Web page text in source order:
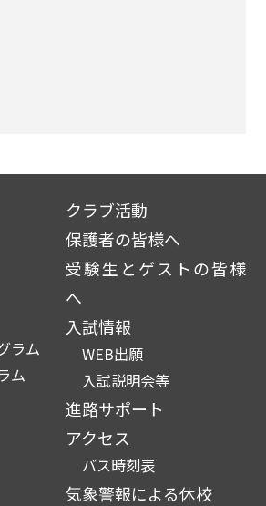
ラム
ム
クラブ活動
保護者の皆様へ
受験生とゲストの皆様
へ
入試情報
WEB出願
入試説明会等
進路サポート
アクセス
バス時刻表
気象警報による休校